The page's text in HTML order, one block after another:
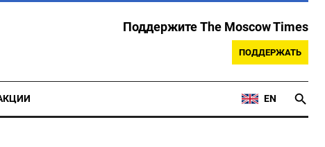
Поддержите The Moscow Times
ПОДДЕРЖАТЬ
EN